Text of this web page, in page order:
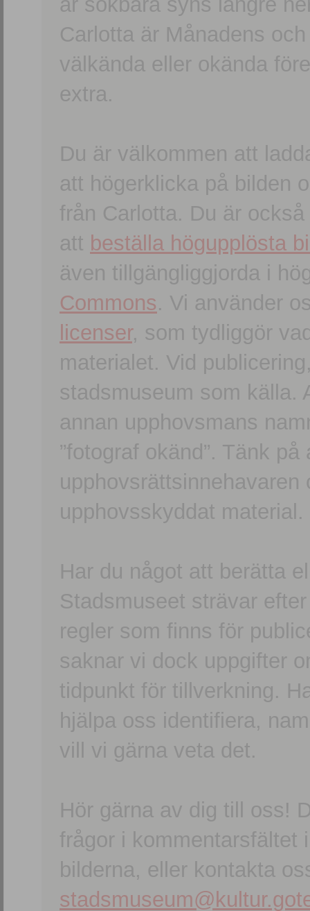
Carlotta är Månadens
välkända eller okända
extra.
Du är välkommen att
att högerklicka på bilden
från Carlotta. Du är
att beställa högupplösta
även tillgängliggjorda i
Commons. Vi använder
licenser, som tydliggör
materialet. Vid
stadsmuseum som källa.
annan upphovsmans
”fotograf okänd”. Tänk
upphovsskyddat material.
Har du något att berätta
Stadsmuseet strävar
regler som finns för
saknar vi dock uppgifter
tidpunkt för tillverkning.
hjälpa oss identifiera,
vill vi gärna veta det.
Hör gärna av dig till oss!
frågor i kommentarsfältet
bilderna, eller kontakta